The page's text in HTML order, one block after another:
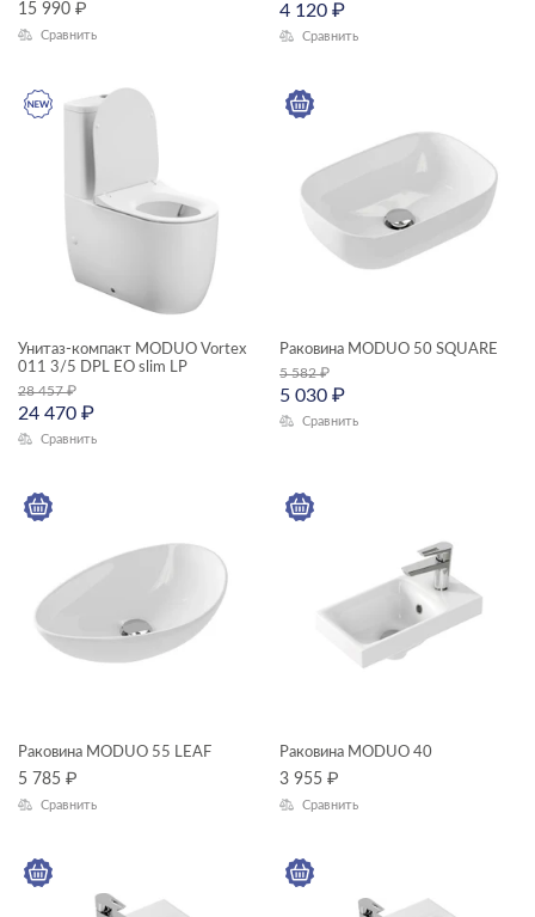
душевая система
модули для тумбы
модули для шкафчиков
раковины мебельные
раковины на столешницу
смесители
унитазы подвесные
унитазы-компакты
ГАБАРИТЫ
Длина, см
Глубина, см
15 990 ₽
Сравнить
4 120 ₽
Сравнить
Унитаз-компакт MODUO Vortex
011 3/5 DPL EO slim LP
28 457₽
24 470 ₽
Сравнить
Раковина MODUO 50 SQUARE
5 582₽
5 030 ₽
Сравнить
Раковина MODUO 55 LEAF
5 785 ₽
Сравнить
Раковина MODUO 40
3 955 ₽
Сравнить